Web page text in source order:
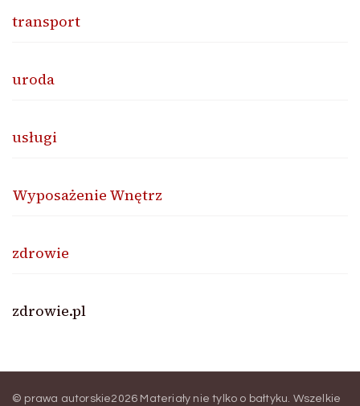
transport
uroda
usługi
Wyposażenie Wnętrz
zdrowie
zdrowie.pl
© prawa autorskie2026 Materiały nie tylko o bałtyku. Wszelkie